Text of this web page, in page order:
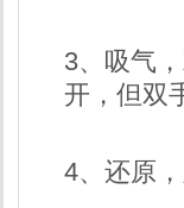
3、吸气
开，但双
4、还原